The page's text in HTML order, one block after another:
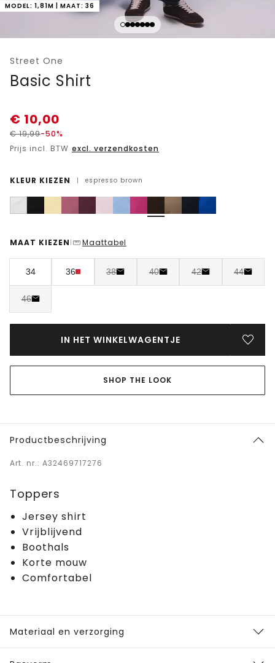
MODEL: 1,81M | MAAT: 36
Street One
Basic Shirt
€ 10,00
€19,99-50%
Prijs incl. BTW excl. verzendkosten
KLEUR KIEZEN | espresso brown
MAAT KIEZEN | Maattabel
34 36 38 40 42 44
46
IN HET WINKELWAGENTJE
SHOP THE LOOK
Productbeschrijving
Art. nr.: A32469717276
Toppers
Jersey shirt
Vrijblijvend
Boothals
Korte mouw
Comfortabel
Materiaal en verzorging